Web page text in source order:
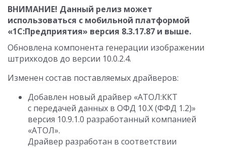
ВНИМАНИЕ! Данный релиз может
использоваться с мобильной платформой
«1С:Предприятия» версия 8.3.17.87 и выше.
Обновлена компонента генерации изображении
штрихкодов до версии 10.0.2.4.
Изменен состав поставляемых драйверов:
Добавлен новый драйвер «АТОЛ:ККТ
с передачей данных в ОФД 10.Х (ФФД 1.2)»
версия 10.9.1.0 разработанный компанией
«АТОЛ».
Драйвер разработан в соответствии